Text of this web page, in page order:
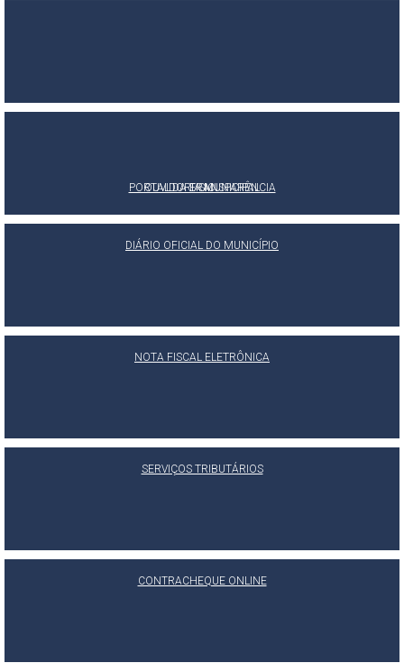
PORTAL DA TRANSPARÊNCIA
E-SIC
OUVIDORIA MUNICIPAL
DIÁRIO OFICIAL DO MUNICÍPIO
NOTA FISCAL ELETRÔNICA
SERVIÇOS TRIBUTÁRIOS
CONTRACHEQUE ONLINE